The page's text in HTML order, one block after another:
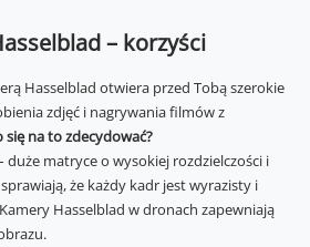
– korzyści
Hasselblad otwiera przed Tobą szerokie
zdjęć i nagrywania filmów z
się na to zdecydować?
duże matryce o wysokiej rozdzielczości i
że każdy kadr jest wyrazisty i
Hasselblad w dronach zapewniają